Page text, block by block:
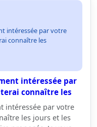
intéressée par votre
connaître les
intéressée par
connaître les
intéressée par votre
les jours et les